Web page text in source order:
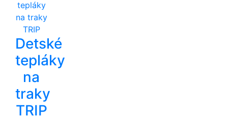
Detské
tepláky
na
traky
TRIP